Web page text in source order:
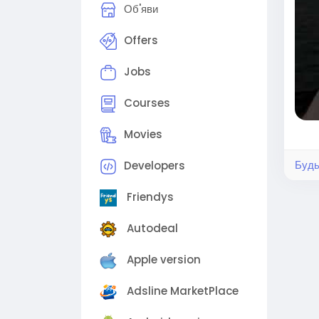
Об'яви
Offers
Jobs
Courses
Movies
Developers
Friendys
Autodeal
Apple version
Adsline MarketPlace